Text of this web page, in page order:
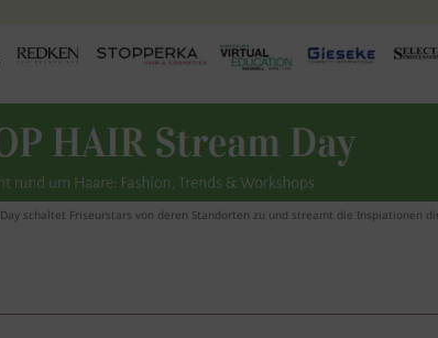
Day schaltet Friseurstars von deren Standorten zu und streamt die Inspiationen